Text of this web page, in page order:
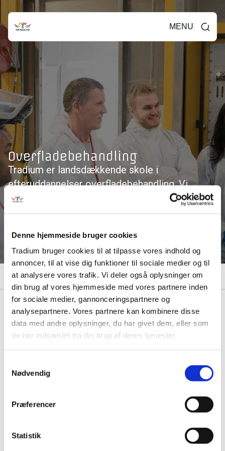
Denne hjemmeside bruger cookies
Tradium bruger cookies til at tilpasse vores indhold og
annoncer, til at vise dig funktioner til sociale medier og til
at analysere vores trafik. Vi deler også oplysninger om
din brug af vores hjemmeside med vores partnere inden
for sociale medier, gannonceringspartnere og
analysepartnere. Vores partnere kan kombinere disse
data med andre oplysninger, du har givet dem, eller som
de har indsamlet fra din brug af deres tjenester.
Nødvendig
Præferencer
Statistik
MENU
Overfladebehandling
Tradium er landsdækkende skole i
efteruddannelser overfladebehandling. Vi
udbyder efteruddannelse indenfor vådlakering,
pulverlakering samt kemisk forbehandling.
forhold til arbejde med epoxy.
Pulverlakering Læs mere
Læs mere